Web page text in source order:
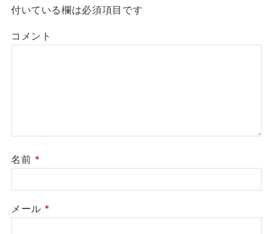
付いている欄は必須項目です
コメント
名前 *
メール *